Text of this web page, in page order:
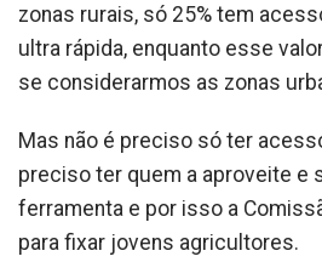
zonas rurais, só 25% tem
ultra rápida, enquanto esse
se considerarmos as zonas
Mas não é preciso só ter
preciso ter quem a aproveite e
ferramenta e por isso a
para fixar jovens agricultores.